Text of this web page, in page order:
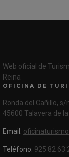
Web oficial de
Reina
OFICINA DE
Ronda del Cañillo, s/
45600 Talavera de
Email:
Teléfono: 925 82 63